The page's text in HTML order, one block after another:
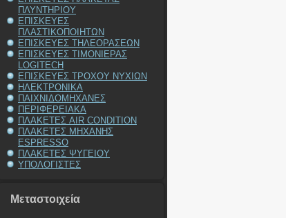
ΠΛΥΝΤΗΡΙΟΥ
ΕΠΙΣΚΕΥΕΣ
ΠΛΑΣΤΙΚΟΠΟΙΗΤΩΝ
ΕΠΙΣΚΕΥΕΣ ΤΗΛΕΟΡΑΣΕΩΝ
ΕΠΙΣΚΕΥΕΣ ΤΙΜΟΝΙΕΡΑΣ
LOGITECH
ΕΠΙΣΚΕΥΕΣ ΤΡΟΧΟΥ ΝΥΧΙΩΝ
ΗΛΕΚΤΡΟΝΙΚΑ
ΠΑΙΧΝΙΔΟΜΗΧΑΝΕΣ
ΠΕΡΙΦΕΡΕΙΑΚΑ
ΠΛΑΚΕΤΕΣ AIR CONDITION
ΠΛΑΚΕΤΕΣ ΜΗΧΑΝΗΣ
ESPRESSO
ΠΛΑΚΕΤΕΣ ΨΥΓΕΙΟΥ
ΥΠΟΛΟΓΙΣΤΕΣ
Μεταστοιχεία